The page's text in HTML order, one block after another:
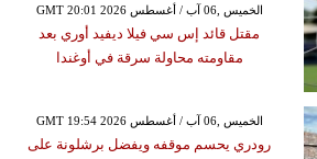
GMT 20:01 2026 الخميس ,06 آب / أغسطس
مقتل قائد إس سي فيلا ديفيد أوري بعد
مقاومته محاولة سرقة في أوغندا
GMT 19:54 2026 الخميس ,06 آب / أغسطس
رودري يحسم موقفه ويفضل برشلونة على